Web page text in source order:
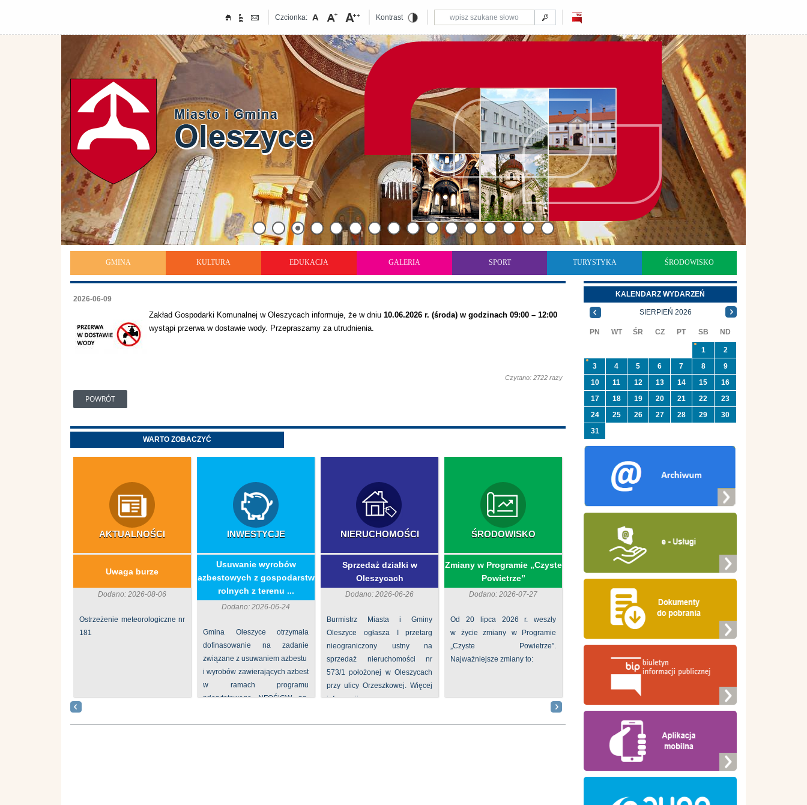
Czcionka: Kontrast
GMINA KULTURA EDUKACJA GALERIA SPORT TURYSTYKA ŚRODOWISKO
2026-06-09
Zakład Gospodarki Komunalnej w Oleszycach informuje, że w dniu 10.06.2026 r. (środa) w godzinach 09:00 – 12:00
wystąpi przerwa w dostawie wody. Przepraszamy za utrudnienia.
Czytano: 2722 razy
POWRÓT
WARTO ZOBACZYĆ
AKTUALNOŚCI
Uwaga burze
Dodano: 2026-08-06
Ostrzeżenie meteorologiczne nr
181
INWESTYCJE
​Usuwanie wyrobów
azbestowych z gospodarstw
rolnych z terenu ...
Dodano: 2026-06-24
Gmina Oleszyce otrzymała
dofinasowanie na zadanie
związane z usuwaniem azbestu
i wyrobów zawierających azbest
w ramach programu
priorytetowego NFOŚiGW pn.
NIERUCHOMOŚCI
Sprzedaż działki w
Oleszycach
Dodano: 2026-06-26
Burmistrz Miasta i Gminy
Oleszyce ogłasza I przetarg
nieograniczony ustny na
sprzedaż nieruchomości nr
573/1 położonej w Oleszycach
przy ulicy Orzeszkowej. Więcej
informacji ...
ŚRODOWISKO
Zmiany w Programie „Czyste
Powietrze”
Dodano: 2026-07-27
Od 20 lipca 2026 r. weszły
w życie zmiany w Programie
„Czyste Powietrze”.
Najważniejsze zmiany to:
KALENDARZ WYDARZEŃ
SIERPIEŃ 2026
PN WT ŚR CZ PT SB ND
1
2
3
4 5 6 7 8
9
10
11 12 13 14 15
16
17
18 19 20 21 22
23
24
25 26 27 28 29
30
31